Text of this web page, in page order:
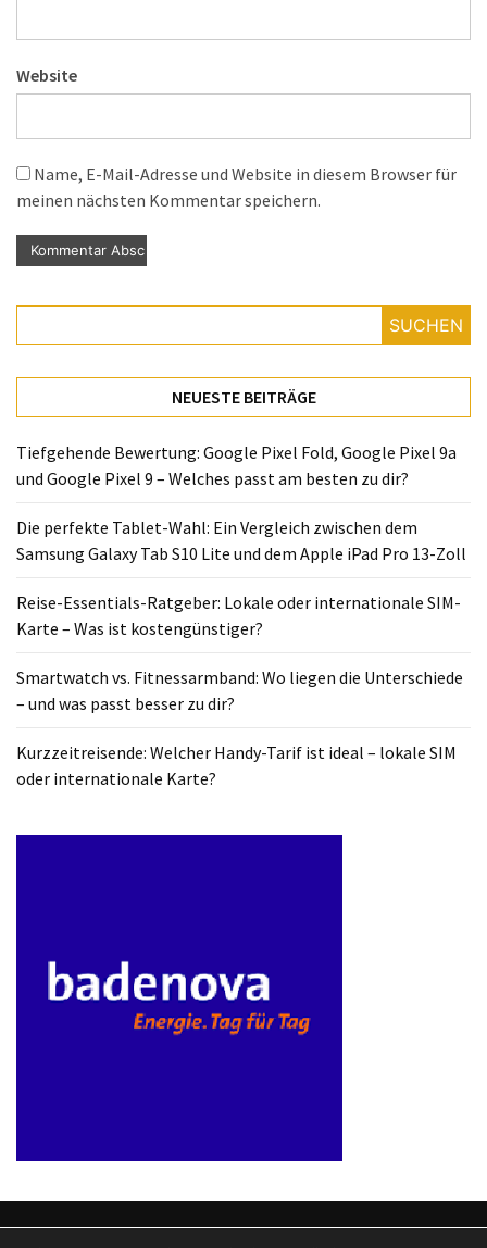
Website
Name, E-Mail-Adresse und Website in diesem Browser für
meinen nächsten Kommentar speichern.
SUCHEN
NEUESTE BEITRÄGE
Tiefgehende Bewertung: Google Pixel Fold, Google Pixel 9a
und Google Pixel 9 – Welches passt am besten zu dir?
Die perfekte Tablet-Wahl: Ein Vergleich zwischen dem
Samsung Galaxy Tab S10 Lite und dem Apple iPad Pro 13-Zoll
Reise-Essentials-Ratgeber: Lokale oder internationale SIM-
Karte – Was ist kostengünstiger?
Smartwatch vs. Fitnessarmband: Wo liegen die Unterschiede
– und was passt besser zu dir?
Kurzzeitreisende: Welcher Handy-Tarif ist ideal – lokale SIM
oder internationale Karte?